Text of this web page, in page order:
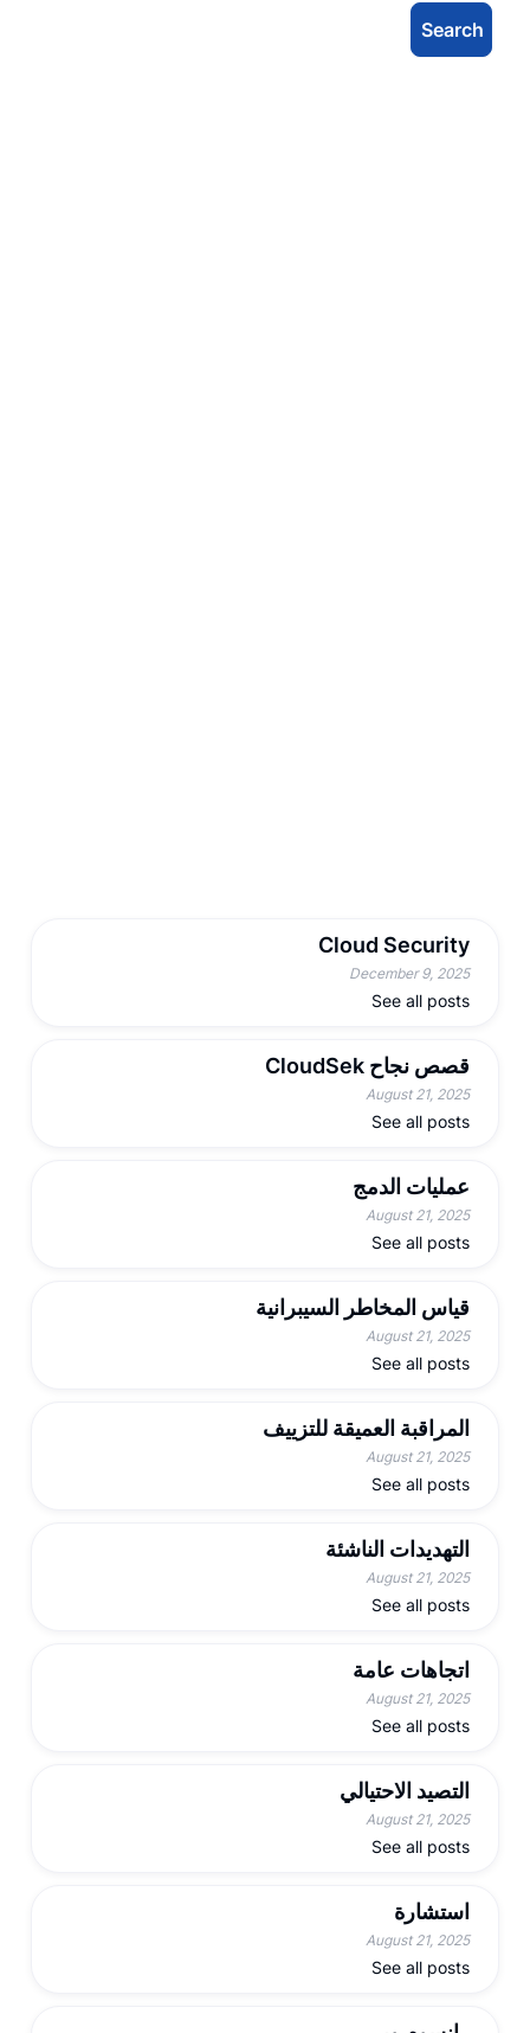
Cloud Security
December 9, 2025
See all posts
قصص نجاح CloudSek
August 21, 2025
See all posts
عمليات الدمج
August 21, 2025
See all posts
قياس المخاطر السيبرانية
August 21, 2025
See all posts
المراقبة العميقة للتزييف
August 21, 2025
See all posts
التهديدات الناشئة
August 21, 2025
See all posts
اتجاهات عامة
August 21, 2025
See all posts
التصيد الاحتيالي
August 21, 2025
See all posts
استشارة
August 21, 2025
See all posts